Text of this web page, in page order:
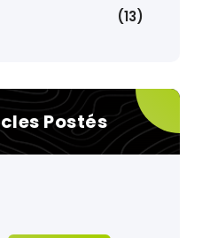
(13)
Postés